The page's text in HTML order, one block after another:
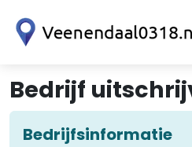
Bedrijf
Bedrijfsinformatie